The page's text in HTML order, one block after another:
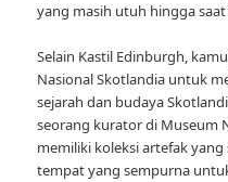
yang masih utuh hingga saat
Selain Kastil Edinburgh,
Nasional Skotlandia untuk
sejarah dan budaya
seorang kurator di Museum
memiliki koleksi artefak
tempat yang sempurna